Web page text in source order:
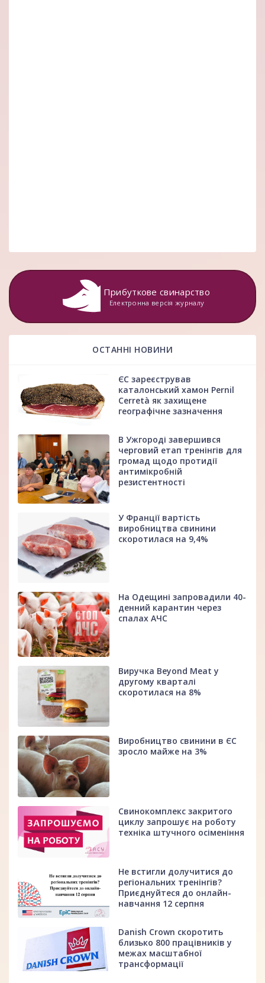
Прибуткове свинарство
Електронна версія журналу
ОСТАННІ НОВИНИ
ЄС зареєстрував
каталонський хамон Pernil
Cerretà як захищене
географічне зазначення
В Ужгороді завершився
черговий етап тренінгів для
громад щодо протидії
антимікробній
резистентності
У Франції вартість
виробництва свинини
скоротилася на 9,4%
На Одещині запровадили 40-
денний карантин через
спалах АЧС
Виручка Beyond Meat у
другому кварталі
скоротилася на 8%
Виробництво свинини в ЄС
зросло майже на 3%
Свинокомплекс закритого
циклу запрошує на роботу
техніка штучного осіменіння
Не встигли долучитися до
регіональних тренінгів?
Приєднуйтеся до онлайн-
навчання 12 серпня
Danish Crown скоротить
близько 800 працівників у
межах масштабної
трансформації